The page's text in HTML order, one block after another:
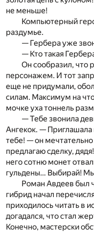
не меньше!
Компьютерный
раздумье.
— Гербера уже
— Кто такая
Он сообразил, что
персонажем. И тот
еще не придумали,
силам. Максимум на
мочке уха тоннель
— Тебе звонила
Ангекок. — Приглашала
тебе! — он
предлагаю сделку,
него сотню монет
гульдены… Выбирай!
Роман Авдеев был
гибрид начал
приходилось читать в
догадался, что стал
Конечно, мастерски